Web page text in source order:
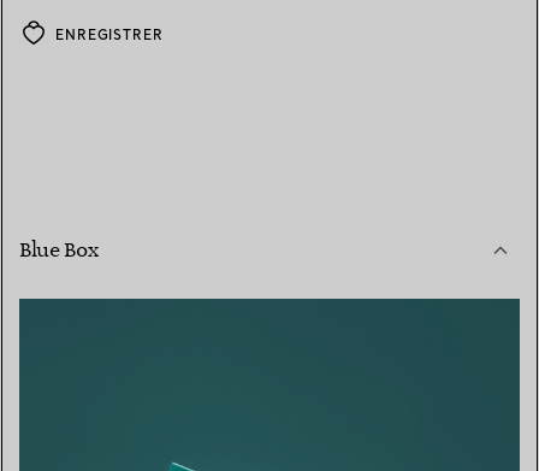
ENREGISTRER
Blue Box